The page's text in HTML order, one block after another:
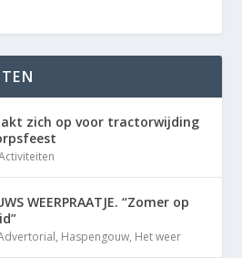
zich op voor tractorwijding
WEERPRAATJE. “Zomer op
, Haspengouw, Het weer